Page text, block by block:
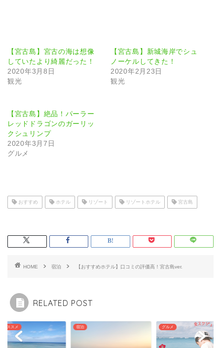
【宮古島】宮古の海は想像
していたより綺麗だった！
2020年3月8日
観光
【宮古島】新城海岸でシュ
ノーケルしてきた！
2020年2月23日
観光
【宮古島】絶品！パーラー
レッドドラゴンのガーリッ
クシュリンプ
2020年3月7日
グルメ
おすすめ ホテル リゾート リゾートホテル 宮古島
HOME 宿泊 【おすすめホテル】口コミの評価高！宮古島ver.
RELATED POST
グルメ 子連れオススメ